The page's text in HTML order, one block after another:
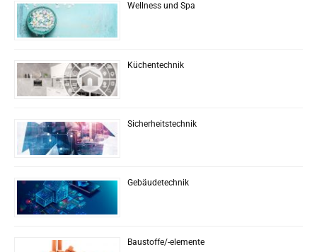
Wellness und Spa
Küchentechnik
Sicherheitstechnik
Gebäudetechnik
Baustoffe/-elemente